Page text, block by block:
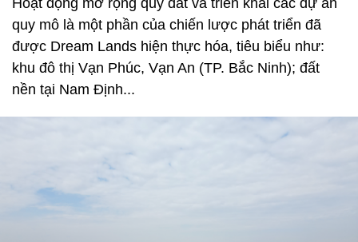
quy mô là một phần của chiến lược phát triển đã
được Dream Lands hiện thực hóa, tiêu biểu như:
khu đô thị Vạn Phúc, Vạn An (TP. Bắc Ninh); đất
nền tại Nam Định...